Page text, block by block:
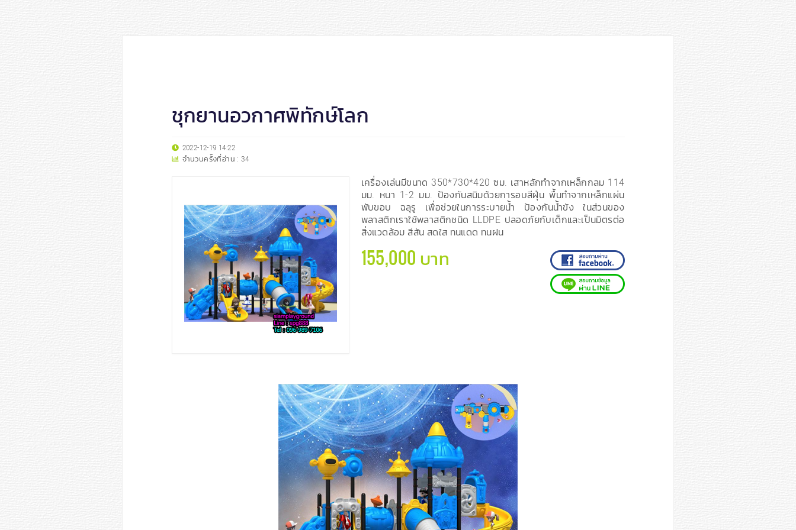
ชุกยานอวกาศพิทักษ์โลก
2022-12-19 14:22
จำนวนครั้งที่อ่าน :34
เครื่องเล่นมีขนาด 350*730*420 ซม. เสาหลักทำจากเหล็กกลม 114
มม. หนา 1-2 มม. ป้องกันสนิมด้วยการอบสีฝุ่น พื้นทำจากเหล็กแผ่น
พับขอบ ฉลุรู เพื่อช่วยในการระบายน้ำ ป้องกันน้ำขัง ในส่วนของ
พลาสติกเราใช้พลาสติกชนิด LLDPE ปลอดภัยกับเด็กและเป็นมิตรต่อ
สิ่งแวดล้อม สีสัน สดใส ทนแดด ทนฝน
155,000 บาท